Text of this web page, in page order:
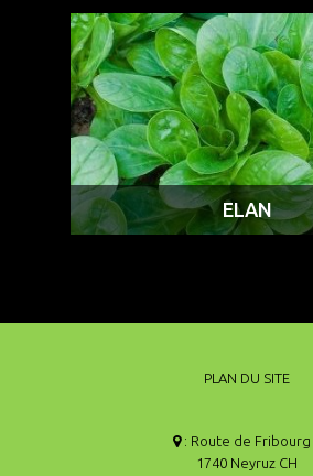
ELAN
PLAN DU SITE
: Route de Fribourg
1740 Neyruz CH